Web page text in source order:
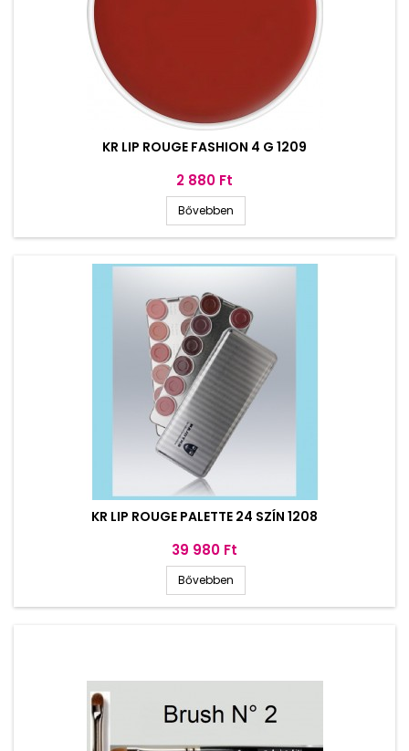
KR LIP ROUGE FASHION 4 G 1209
Ár
2 880 Ft
Bővebben
KR LIP ROUGE PALETTE 24 SZÍN 1208
Ár
39 980 Ft
Bővebben